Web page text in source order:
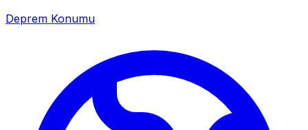
Deprem Konumu